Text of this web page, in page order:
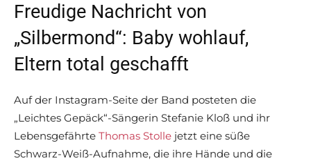
Freudige Nachricht von
„Silbermond“: Baby wohlauf,
Eltern total geschafft
Auf der Instagram-Seite der Band posteten die
„Leichtes Gepäck“-Sängerin Stefanie Kloß und ihr
Lebensgefährte Thomas Stolle jetzt eine süße
Schwarz-Weiß-Aufnahme, die ihre Hände und die